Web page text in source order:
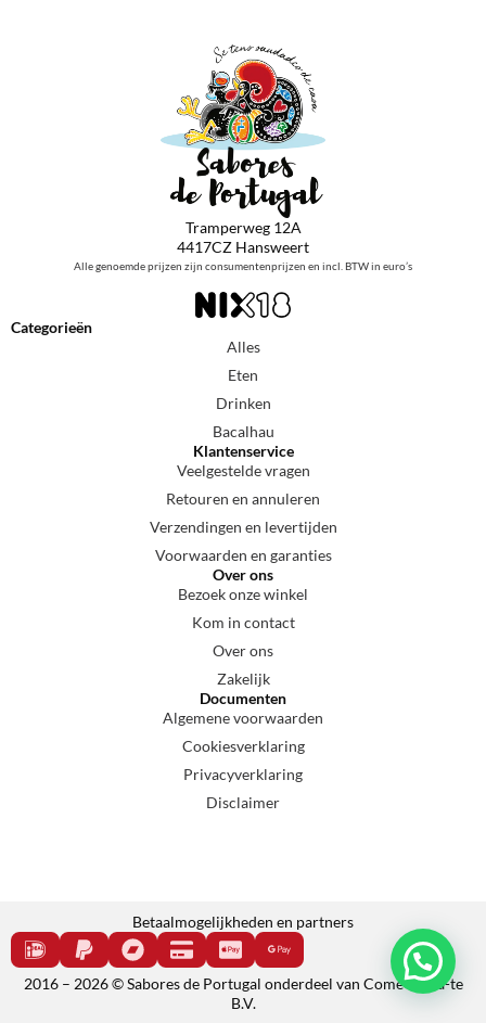
Tramperweg 12A
4417CZ Hansweert
Alle genoemde prijzen zijn consumentenprijzen en incl. BTW in euro’s
Categorieën
Alles
Eten
Drinken
Bacalhau
Klantenservice
Veelgestelde vragen
Retouren en annuleren
Verzendingen en levertijden
Voorwaarden en garanties
Over ons
Bezoek onze winkel
Kom in contact
Over ons
Zakelijk
Documenten
Algemene voorwaarden
Cookiesverklaring
Privacyverklaring
Disclaimer
Betaalmogelijkheden en partners
2016 – 2026 © Sabores de Portugal onderdeel van Come e cala-te
B.V.